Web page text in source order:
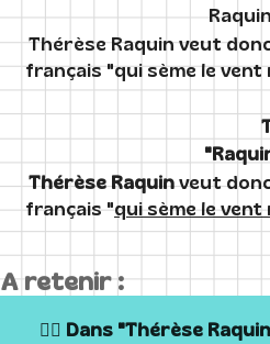
Thérèse Raquin veut
français "qui sème le
Thérèse Raquinveut
français "qui sème le
A retenir :
❤️‍🔥 Dans "Thérèse